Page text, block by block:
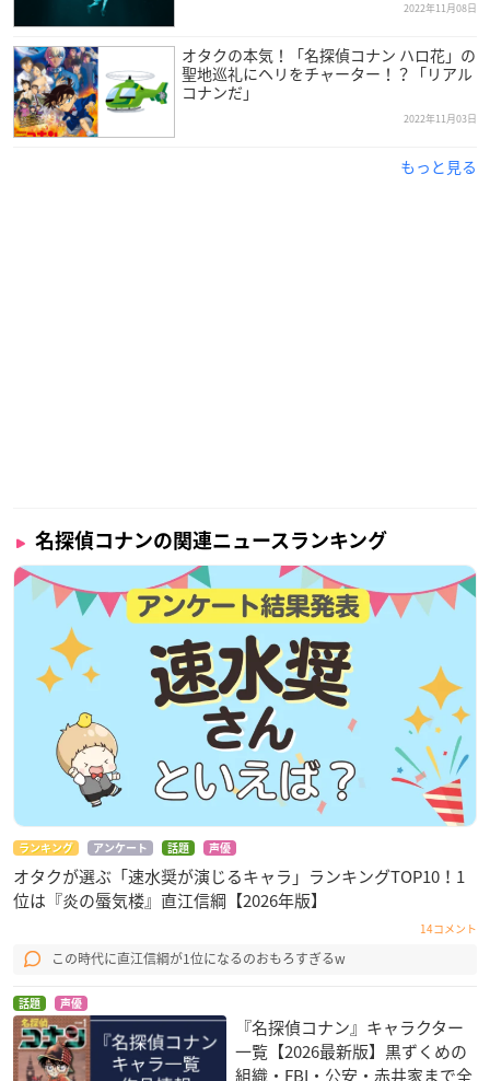
2022年11月08日
オタクの本気！「名探偵コナン ハロ花」の
聖地巡礼にヘリをチャーター！？「リアル
コナンだ」
2022年11月03日
もっと見る
名探偵コナンの関連ニュースランキング
ランキング アンケート 話題 声優
オタクが選ぶ「速水奨が演じるキャラ」ランキングTOP10！1
位は『炎の蜃気楼』直江信綱【2026年版】
14コメント
この時代に直江信綱が1位になるのおもろすぎるw
話題 声優
『名探偵コナン』キャラクター
一覧【2026最新版】黒ずくめの
組織・FBI・公安・赤井家まで全